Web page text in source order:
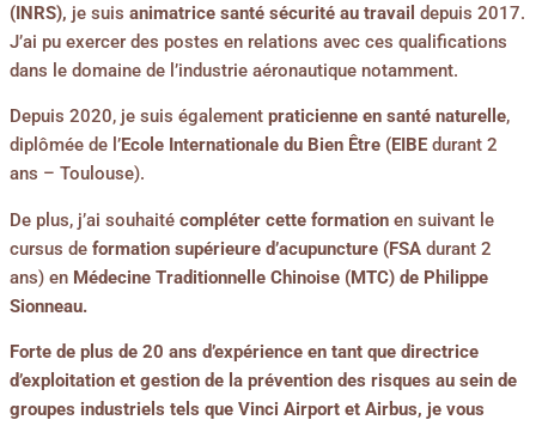
(INRS), je suis animatrice santé sécurité au travail depuis 2017.
J’ai pu exercer des postes en relations avec ces qualifications
dans le domaine de l’industrie aéronautique notamment.
Depuis 2020, je suis également praticienne en santé naturelle,
diplômée de l’Ecole Internationale du Bien Être (EIBE durant 2
ans – Toulouse).
De plus, j’ai souhaité compléter cette formation en suivant le
cursus de formation supérieure d’acupuncture (FSA durant 2
ans) en Médecine Traditionnelle Chinoise (MTC) de Philippe
Sionneau.
Forte de plus de 20 ans d’expérience en tant que directrice
d’exploitation et gestion de la prévention des risques au sein de
groupes industriels tels que Vinci Airport et Airbus, je vous